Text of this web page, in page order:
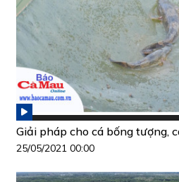
Giải pháp cho cá bống tượng,
25/05/2021 00:00